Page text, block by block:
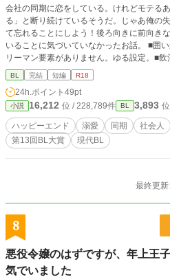
会社の同期に恋をしている。けれどモテる
る」と断り続けているそうだ。じゃあ俺の
て忘れることにしよう！後ろ向きに前向き
いることに気づいていなかったお話。 ■囲
リーマン要素がありません。ゆる設定。■飲
BL 完結 短編 R18
24h.ポイント 49pt
小説 16,212 位 / 228,789件 BL 3,893
ハッピーエンド 溺愛 同期 社会人
第13回BL大賞
現代BL
最終更
8
悪役令嬢のはずですが、年上王
気でいました